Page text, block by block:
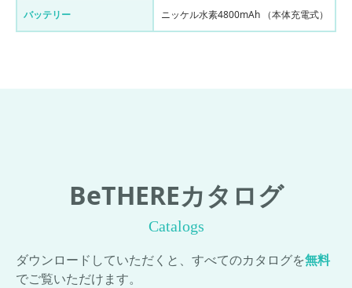
バッテリー ニッケル⽔素4800mAh （本体充電式）
BeTHEREカタログ
Catalogs
ダウンロードしていただくと、すべてのカタログを無料
でご覧いただけます。